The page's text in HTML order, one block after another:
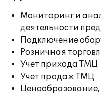
Мониторинг и
деятельности
Подключение
Розничная
Учет прихода ТМЦ
Учет продаж ТМЦ